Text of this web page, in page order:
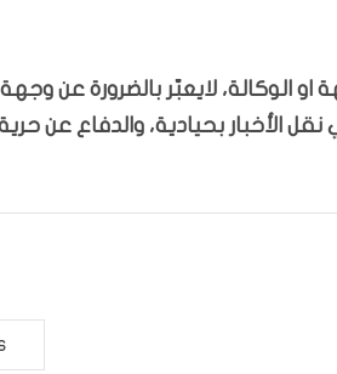
او الوكالة، لايعبّر بالضرورة عن
الأخبار بحيادية، والدفاع عن